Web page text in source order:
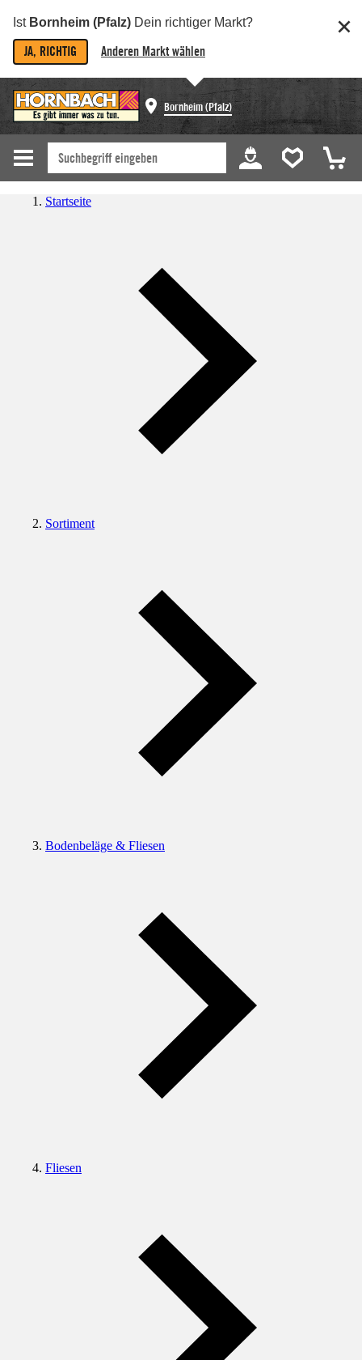
Ist Bornheim (Pfalz) Dein richtiger Markt?
JA, RICHTIG Anderen Markt wählen
Bornheim (Pfalz)
Startseite
Sortiment
Bodenbeläge & Fliesen
Fliesen